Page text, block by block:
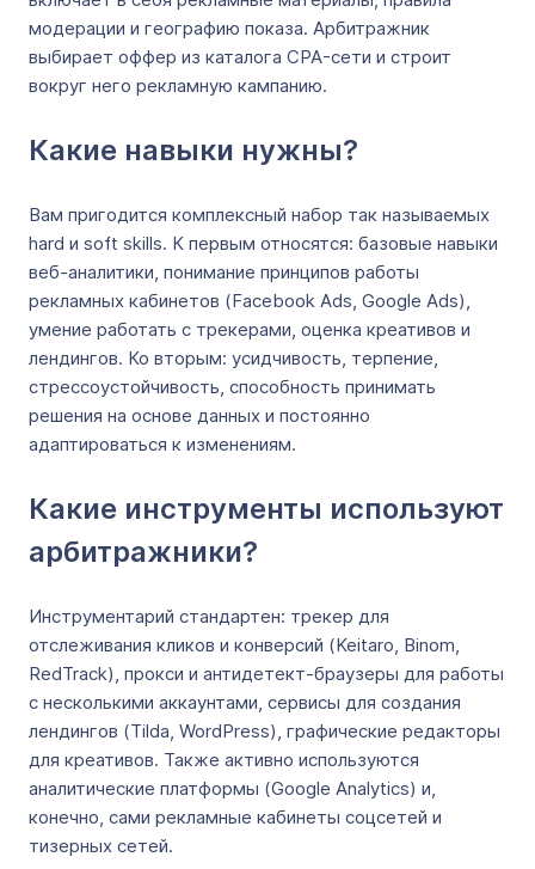
модерации и географию показа. Арбитражник
выбирает оффер из каталога CPA-сети и строит
вокруг него рекламную кампанию.
Какие навыки нужны?
Вам пригодится комплексный набор так называемых
hard и soft skills. К первым относятся: базовые навыки
веб-аналитики, понимание принципов работы
рекламных кабинетов (Facebook Ads, Google Ads),
умение работать с трекерами, оценка креативов и
лендингов. Ко вторым: усидчивость, терпение,
стрессоустойчивость, способность принимать
решения на основе данных и постоянно
адаптироваться к изменениям.
Какие инструменты используют
арбитражники?
Инструментарий стандартен: трекер для
отслеживания кликов и конверсий (Keitaro, Binom,
RedTrack), прокси и антидетект-браузеры для работы
с несколькими аккаунтами, сервисы для создания
лендингов (Tilda, WordPress), графические редакторы
для креативов. Также активно используются
аналитические платформы (Google Analytics) и,
конечно, сами рекламные кабинеты соцсетей и
тизерных сетей.